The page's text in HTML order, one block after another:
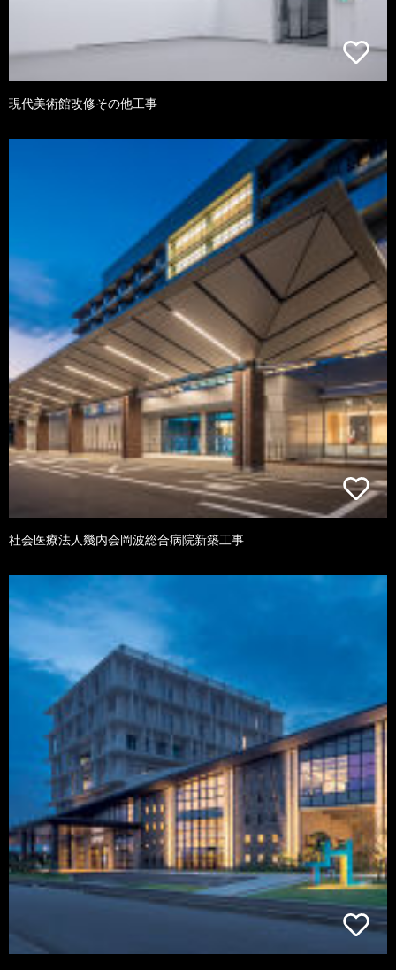
現代美術館改修その他工事
社会医療法人幾内会岡波総合病院新築工事